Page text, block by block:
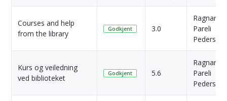
Courses and help
from the library
Godkjent 3.0
Ragnar
Pareli
Pedersen
Kurs og veiledning
ved biblioteket
Godkjent 5.6
Ragnar
Pareli
Pedersen